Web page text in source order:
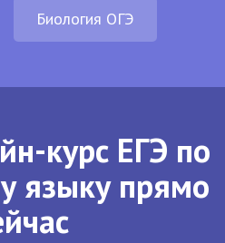
Биология ОГЭ
курс ЕГЭ по
языку прямо